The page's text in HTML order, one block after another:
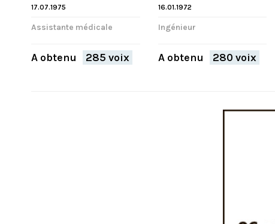
17.07.1975
Assistante médicale
A obtenu 285 voix
16.01.1972
Ingénieur
A obtenu 280 voix